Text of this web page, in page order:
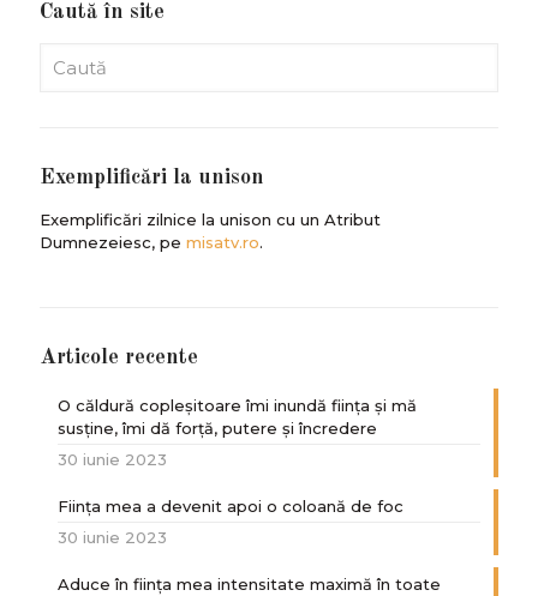
Caută în site
Exemplificări la unison
Exemplificări zilnice la unison cu un Atribut
Dumnezeiesc, pe misatv.ro.
Articole recente
O căldură copleșitoare îmi inundă ființa și mă
susține, îmi dă forță, putere și încredere
30 iunie 2023
Ființa mea a devenit apoi o coloană de foc
30 iunie 2023
Aduce în ființa mea intensitate maximă în toate